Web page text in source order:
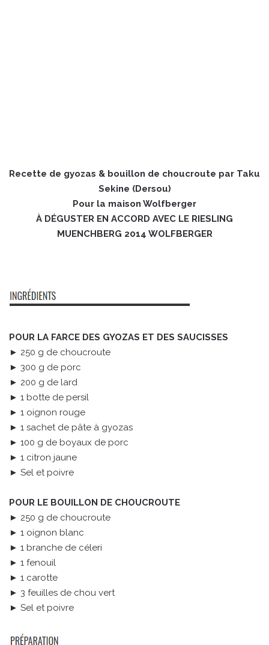
Recette de gyozas & bouillon de choucroute par Taku
Sekine (Dersou)
Pour la maison Wolfberger
À DÉGUSTER EN ACCORD AVEC LE RIESLING
MUENCHBERG 2014 WOLFBERGER
POUR LA FARCE DES GYOZAS ET DES SAUCISSES
► 250 g de choucroute
► 300 g de porc
► 200 g de lard
► 1 botte de persil
► 1 oignon rouge
► 1 sachet de pâte à gyozas
► 100 g de boyaux de porc
► 1 citron jaune
► Sel et poivre
POUR LE BOUILLON DE CHOUCROUTE
► 250 g de choucroute
► 1 oignon blanc
► 1 branche de céleri
► 1 fenouil
► 1 carotte
► 3 feuilles de chou vert
► Sel et poivre